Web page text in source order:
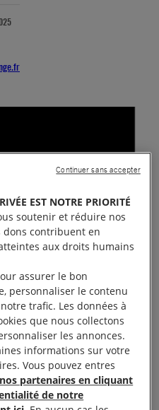
EST NOTRE PRIORITÉ
soutenir et réduire nos
dons contribuent en
aux droits humains
assurer le bon
personnaliser le contenu
trafic. Les données à
que nous collectons
les annonces.
informations sur votre
Vous pouvez entres
partenaires en cliquant
de notre
Continuer sans accepter